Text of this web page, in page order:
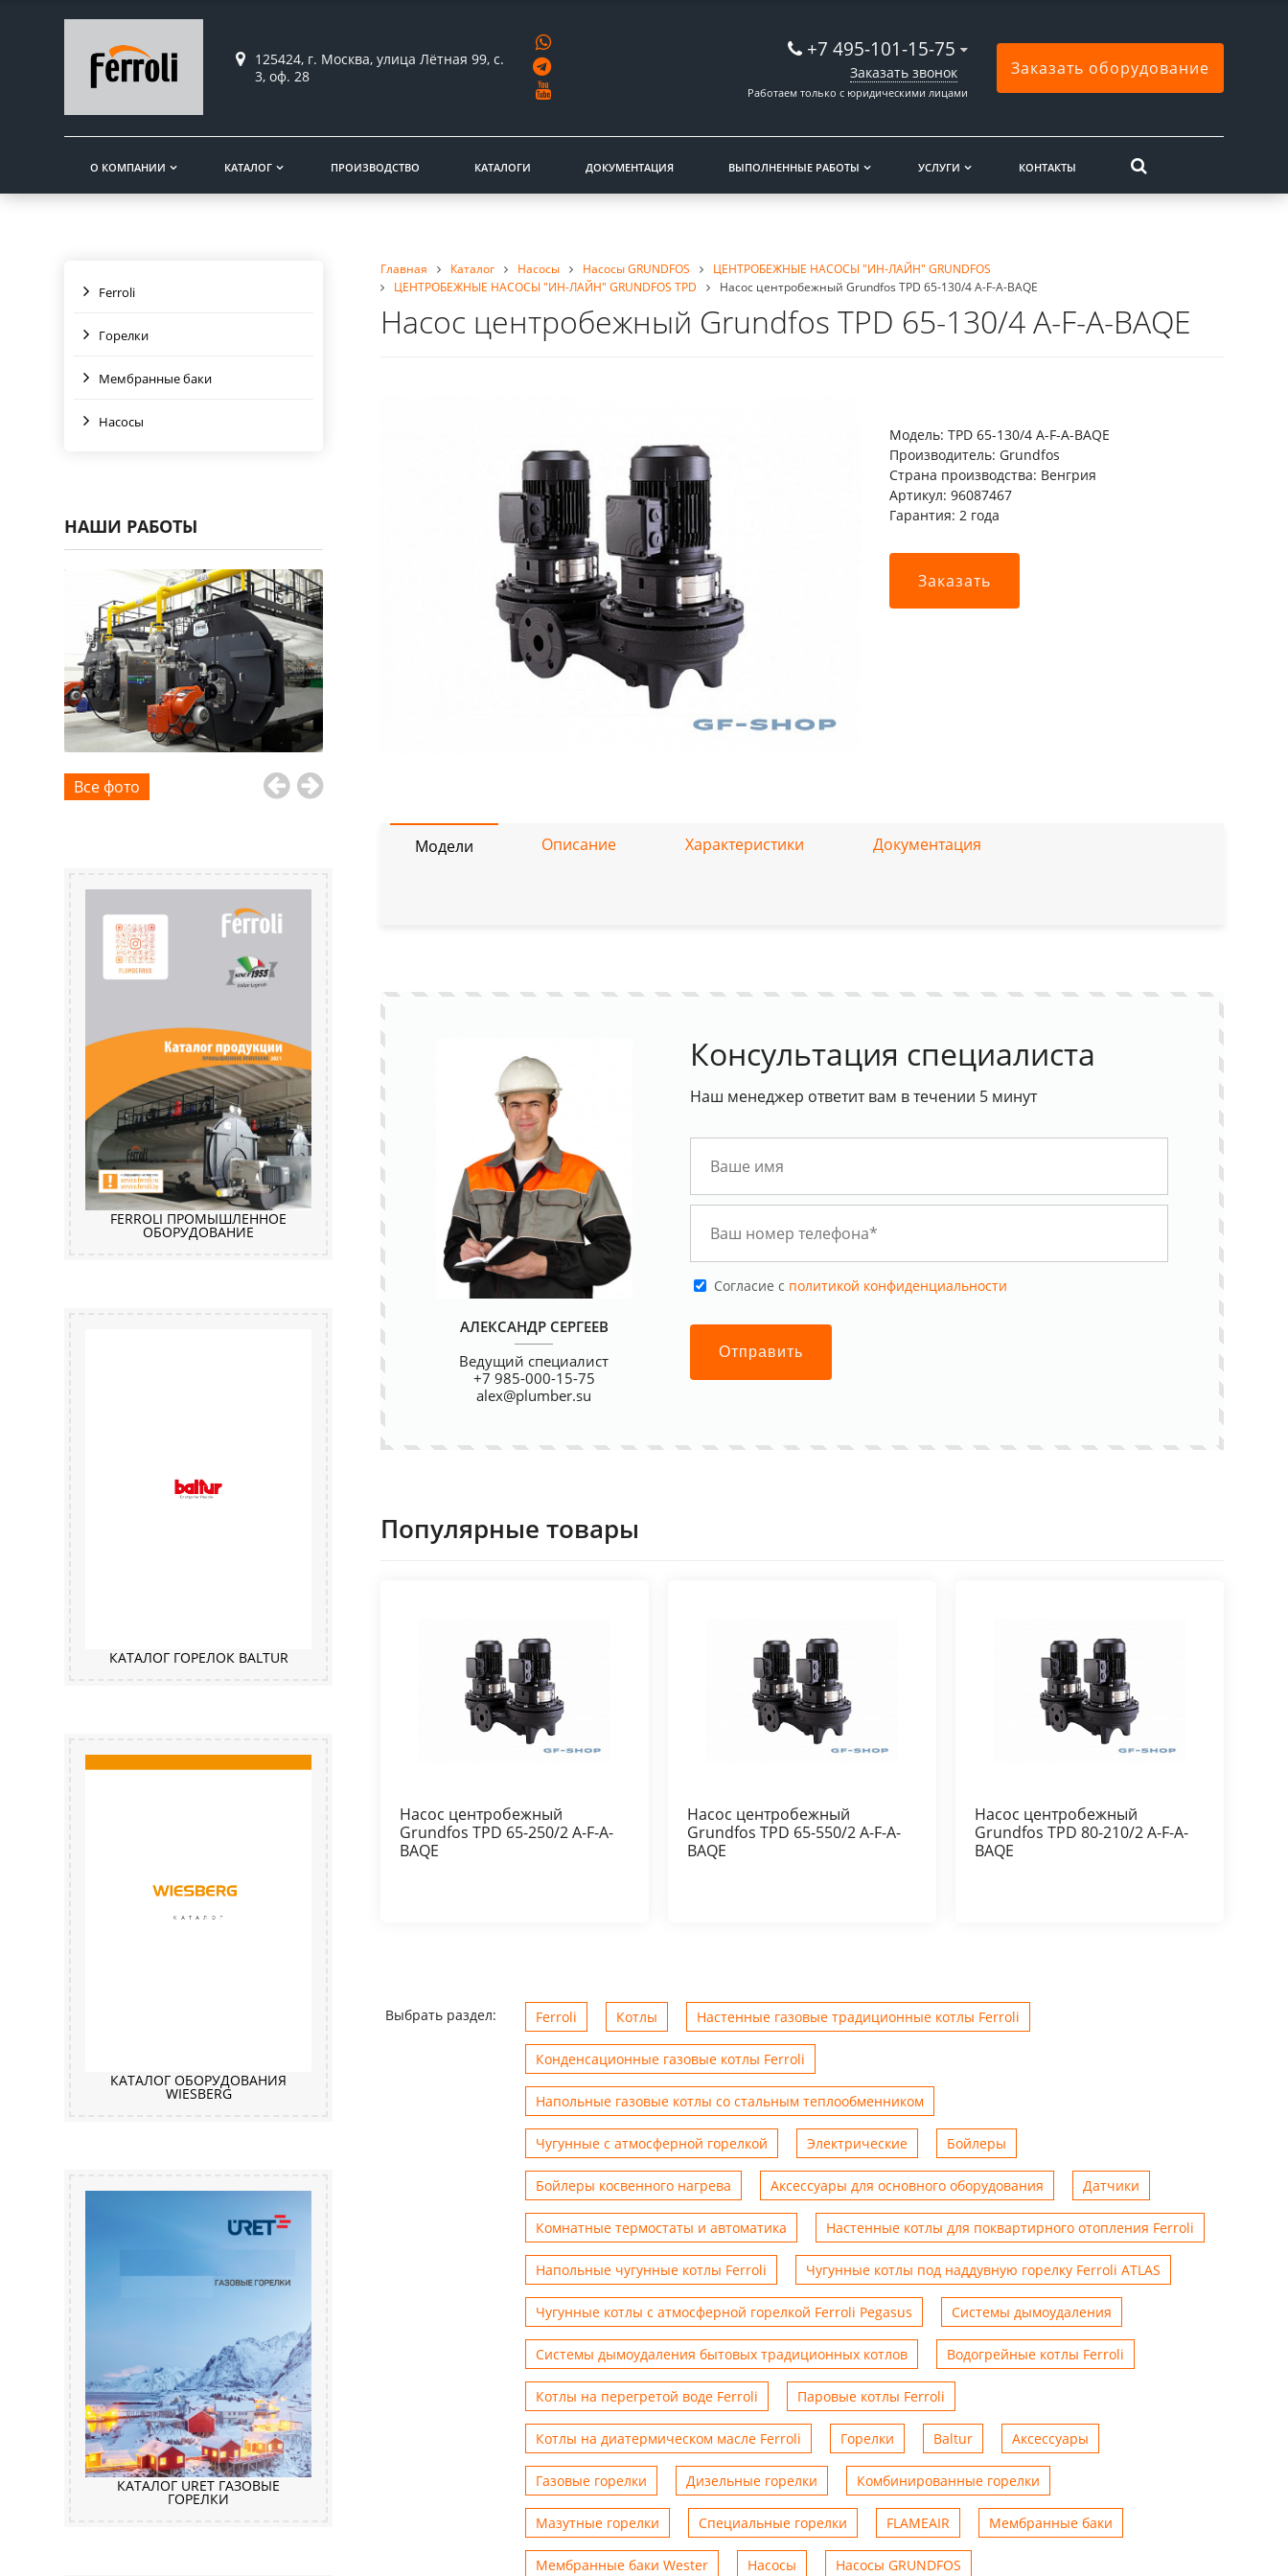
125424, г. Москва, улица Лётная 99, с.
3, оф. 28
+7 495-101-15-75
Заказать звонок
Работаем только с юридическими лицами
Заказать оборудование
О КОМПАНИИ КАТАЛОГ ПРОИЗВОДСТВО КАТАЛОГИ ДОКУМЕНТАЦИЯ ВЫПОЛНЕННЫЕ РАБОТЫ УСЛУГИ КОНТАКТЫ
Ferroli
Горелки
Мембранные баки
Насосы
НАШИ РАБОТЫ
Все фото
FERROLI ПРОМЫШЛЕННОЕ
ОБОРУДОВАНИЕ
КАТАЛОГ ГОРЕЛОК BALTUR
КАТАЛОГ ОБОРУДОВАНИЯ
WIESBERG
КАТАЛОГ URET ГАЗОВЫЕ
ГОРЕЛКИ
Главная Каталог Насосы Насосы GRUNDFOS
ЦЕНТРОБЕЖНЫЕ НАСОСЫ "ИН-ЛАЙН" GRUNDFOS
ЦЕНТРОБЕЖНЫЕ НАСОСЫ "ИН-ЛАЙН" GRUNDFOS TPD
Насос центробежный Grundfos TPD 65-130/4 A-F-A-BAQE
Насос центробежный Grundfos TPD 65-130/4 A-F-A-BAQE
Модель: TPD 65-130/4 A-F-A-BAQE
Производитель: Grundfos
Страна производства: Венгрия
Артикул: 96087467
Гарантия: 2 года
Заказать
Модели Описание Характеристики Документация
АЛЕКСАНДР СЕРГЕЕВ
Ведущий специалист
+7 985-000-15-75
alex@plumber.su
Консультация специалиста
Наш менеджер ответит вам в течении 5 минут
Cогласие с политикой конфиденциальности
Отправить
Популярные товары
Насос центробежный
Grundfos TPD 65-250/2 A-F-A-
BAQE
Насос центробежный
Grundfos TPD 65-550/2 A-F-A-
BAQE
Насос центробежный
Grundfos TPD 80-210/2 A-F-A-
BAQE
Выбрать раздел: Ferroli Котлы Настенные газовые традиционные котлы Ferroli
Конденсационные газовые котлы Ferroli
Напольные газовые котлы со стальным теплообменником
Чугунные с атмосферной горелкой Электрические Бойлеры
Бойлеры косвенного нагрева Аксессуары для основного оборудования Датчики
Комнатные термостаты и автоматика Настенные котлы для поквартирного отопления Ferroli
Напольные чугунные котлы Ferroli Чугунные котлы под наддувную горелку Ferroli ATLAS
Чугунные котлы с атмосферной горелкой Ferroli Pegasus Системы дымоудаления
Системы дымоудаления бытовых традиционных котлов Водогрейные котлы Ferroli
Котлы на перегретой воде Ferroli Паровые котлы Ferroli
Котлы на диатермическом масле Ferroli Горелки Baltur Аксессуары
Газовые горелки Дизельные горелки Комбинированные горелки
Мазутные горелки Специальные горелки FLAMEAIR Мембранные баки
Мембранные баки Wester Насосы Насосы GRUNDFOS